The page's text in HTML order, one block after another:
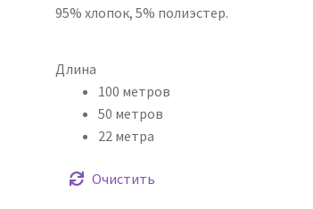
95% хлопок, 5% полиэстер.
Длина
100 метров
50 метров
22 метра
Очистить